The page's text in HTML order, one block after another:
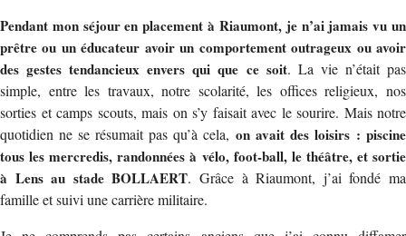
Pendant mon séjour en placement à Riaumont, je n’ai jamais vu un
prêtre ou un éducateur avoir un comportement outrageux ou avoir
des gestes tendancieux envers qui que ce soit. La vie n’était pas
simple, entre les travaux, notre scolarité, les offices religieux, nos
sorties et camps scouts, mais on s’y faisait avec le sourire. Mais notre
quotidien ne se résumait pas qu’à cela, on avait des loisirs : piscine
tous les mercredis, randonnées à vélo, foot-ball, le théâtre, et sortie
à Lens au stade BOLLAERT. Grâce à Riaumont, j’ai fondé ma
famille et suivi une carrière militaire.